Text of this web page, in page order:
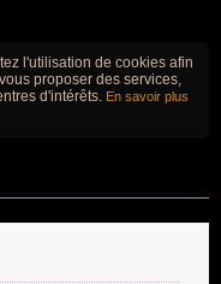
l'utilisation de cookies afin
proposer des services,
d'intérêts. En savoir plus